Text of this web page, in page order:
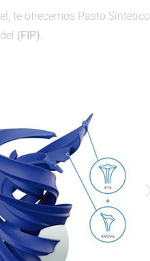
te ofrecemos Pasto Sintético
(FIP).